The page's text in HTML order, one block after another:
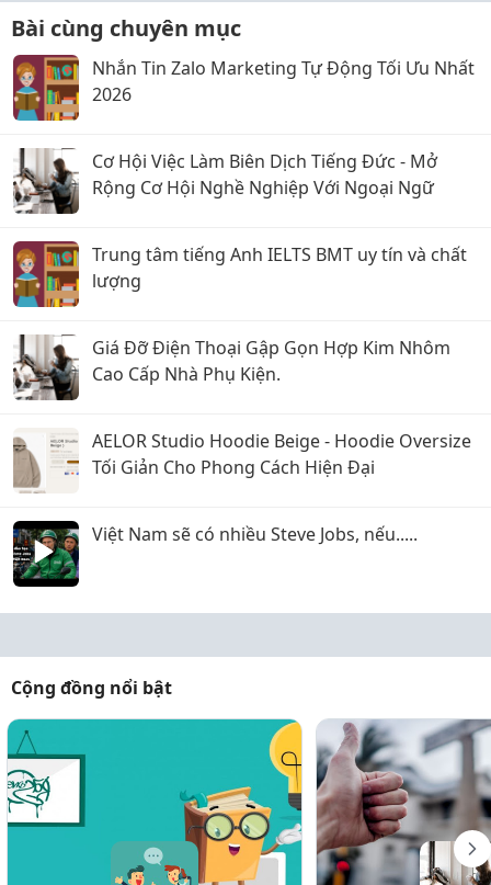
Bài cùng chuyên mục
Nhắn Tin Zalo Marketing Tự Động Tối Ưu Nhất
2026
Cơ Hội Việc Làm Biên Dịch Tiếng Đức - Mở
Rộng Cơ Hội Nghề Nghiệp Với Ngoại Ngữ
Trung tâm tiếng Anh IELTS BMT uy tín và chất
lượng
Giá Đỡ Điện Thoại Gập Gọn Hợp Kim Nhôm
Cao Cấp Nhà Phụ Kiện.
AELOR Studio Hoodie Beige - Hoodie Oversize
Tối Giản Cho Phong Cách Hiện Đại
Việt Nam sẽ có nhiều Steve Jobs, nếu.....
Cộng đồng nổi bật